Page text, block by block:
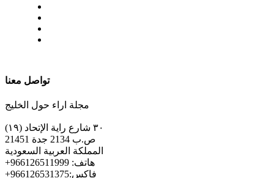
تواصل معنا
مجلة اراء حول الخليج
٣٠ شارع راية الإتحاد (١٩)
ص.ب 2134 جدة 21451
المملكة العربية السعودية
+هاتف: 966126511999
+فاكس:966126531375